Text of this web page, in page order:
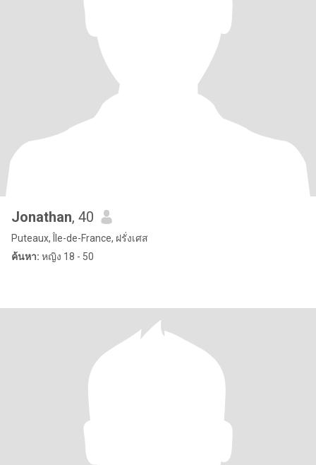
Jonathan, 40
Puteaux, Île-de-France, ฝรั่งเศส
ค้นหา: หญิง 18 - 50